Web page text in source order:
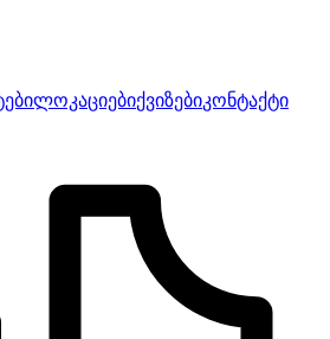
ლოკაციებიქვიზებიკონტაქტი